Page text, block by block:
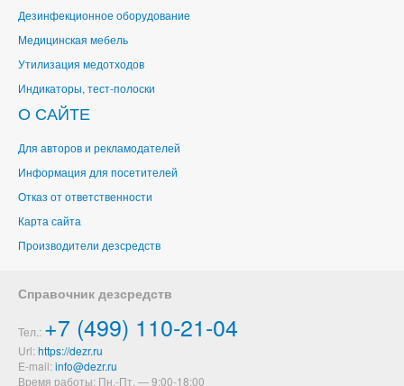
Дезинфекционное оборудование
Медицинская мебель
Утилизация медотходов
Индикаторы, тест-полоски
О САЙТЕ
Для авторов и рекламодателей
Информация для посетителей
Отказ от ответственности
Карта сайта
Производители дезсредств
Справочник дезсредств
Тел.: +7 (499) 110-21-04
Url: https://dezr.ru
E-mail:
Время работы: Пн.-Пт. — 9:00-18:00